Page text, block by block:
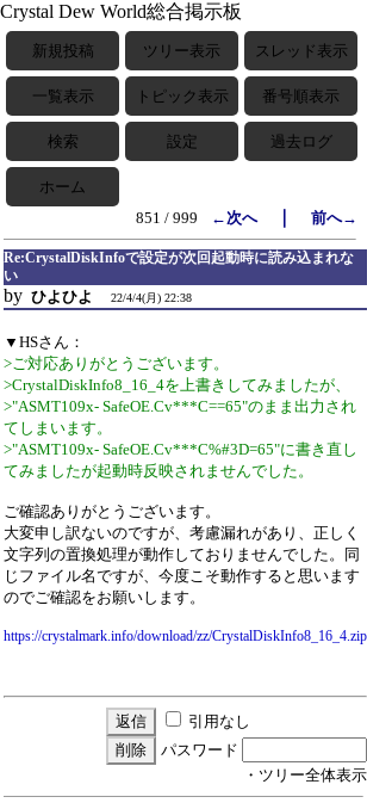
Crystal Dew World総合掲示板
新規投稿 ツリー表示 スレッド表示
一覧表示 トピック表示 番号順表示
検索 設定 過去ログ
ホーム
851 / 999
←次へ｜ 前へ→
Re:CrystalDiskInfoで設定が次回起動時に読み込まれな
い
by ひよひよ 22/4/4(月) 22:38
▼HSさん：
>ご対応ありがとうございます。
>CrystalDiskInfo8_16_4を上書きしてみましたが、
>"ASMT109x- SafeOE.Cv***C==65"のまま出力され
てしまいます。
>"ASMT109x- SafeOE.Cv***C%#3D=65"に書き直し
てみましたが起動時反映されませんでした。
ご確認ありがとうございます。
大変申し訳ないのですが、考慮漏れがあり、正しく
文字列の置換処理が動作しておりませんでした。同
じファイル名ですが、今度こそ動作すると思います
のでご確認をお願いします。
https://crystalmark.info/download/zz/CrystalDiskInfo8_16_4.zip
引用なし
パスワード
・ツリー全体表示